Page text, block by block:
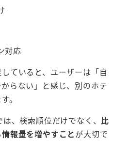
対応
ていると、ユーザーは「自
らない」と感じ、別のホテ
。
、検索順位だけでなく、 比
報量を増やすことが大切で